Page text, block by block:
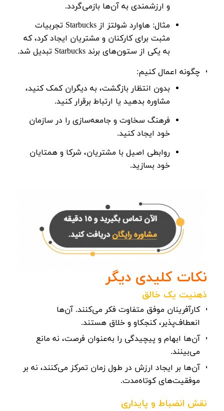
و ارزشمندی به آن‌ها بازمی‌گردد.
مثال: هاوارد شولتز
از Starbucks تجربیات
مثبت برای کارکنان و مشتریان ایجاد کرد، که
به یکی از ستون‌های برند Starbucks تبدیل شد.
چگونه اعمال کنیم:
بدون انتظار بازگشت، به دیگران کمک کنید،
مشاوره بدهید یا ارتباط برقرار کنید.
فرهنگ سخاوت و جامعه‌سازی را در سازمان
خود ایجاد کنید.
روابطی اصیل با مشتریان، شرکا و همتایان
خود بسازید.
نکات کلیدی دیگر
ذهنیت یک خالق
کارآفرینان موفق متفاوت فکر می‌کنند. آن‌ها
انعطاف‌پذیر، کنجکاو و خلاق هستند.
آن‌ها ابهام و پیچیدگی را به‌عنوان فرصت، نه مانع
می‌بینند.
آن‌ها بر ایجاد ارزش در طول زمان تمرکز می‌کنند، نه بر
موفقیت‌های کوتاه‌مدت.
نقش انضباط و پایداری